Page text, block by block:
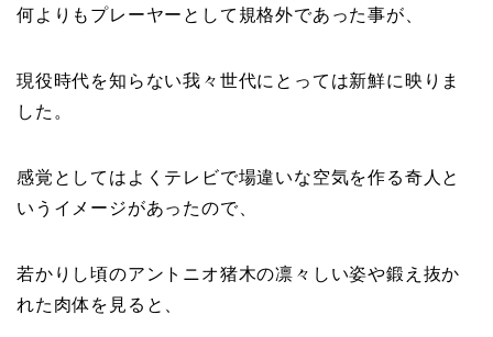
何よりもプレーヤーとして規格外であった事が、
現役時代を知らない我々世代にとっては新鮮に映りま
した。
感覚としてはよくテレビで場違いな空気を作る奇人と
いうイメージがあったので、
若かりし頃のアントニオ猪木の凛々しい姿や鍛え抜か
れた肉体を見ると、